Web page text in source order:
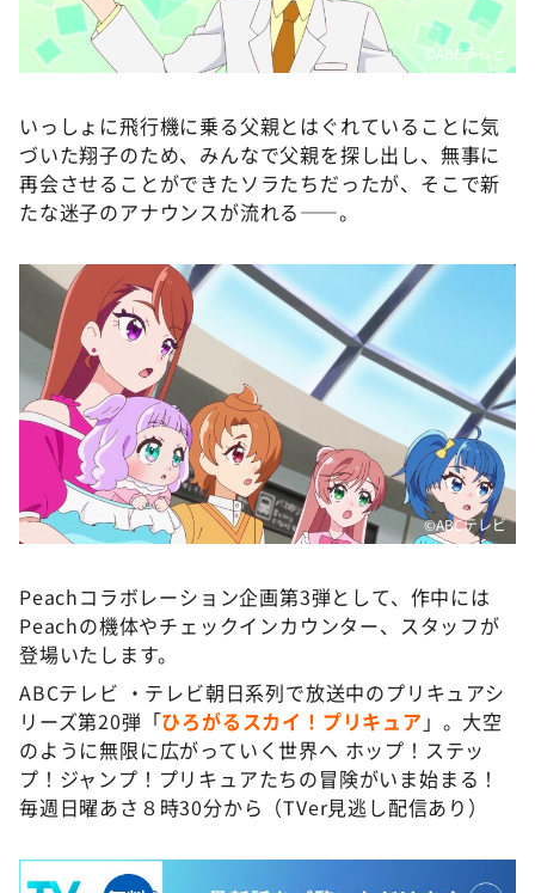
©️ABCテレビ
いっしょに飛行機に乗る父親とはぐれていることに気
づいた翔子のため、みんなで父親を探し出し、無事に
再会させることができたソラたちだったが、そこで新
たな迷子のアナウンスが流れる――。
©️ABCテレビ
Peachコラボレーション企画第3弾として、作中には
Peachの機体やチェックインカウンター、スタッフが
登場いたします。
ABCテレビ ・テレビ朝日系列で放送中のプリキュアシ
リーズ第20弾「ひろがるスカイ！プリキュア 」。大空
のように無限に広がっていく世界へ ホップ！ステッ
プ！ジャンプ！プリキュアたちの冒険がいま始まる！
毎週日曜あさ８時30分から（TVer見逃し配信あり）